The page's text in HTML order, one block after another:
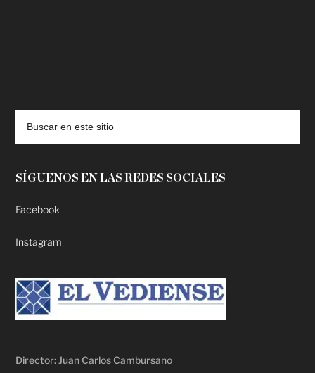
SÍGUENOS EN LAS REDES SOCIALES
Facebook
Instagram
Director: Juan Carlos Cambursano